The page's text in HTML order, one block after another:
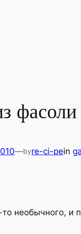
—byre-ci-pein
необычного, и